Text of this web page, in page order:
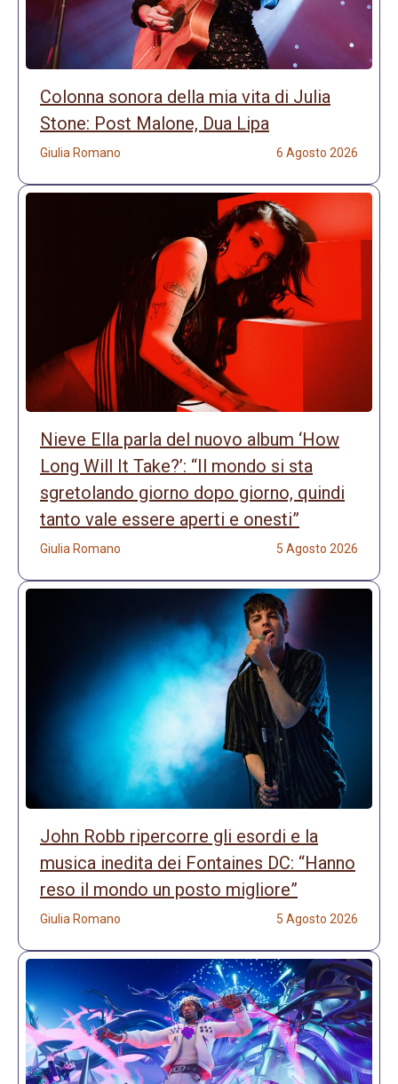
Colonna sonora della mia vita di Julia
Stone: Post Malone, Dua Lipa
Giulia Romano 6 Agosto 2026
Nieve Ella parla del nuovo album ‘How
Long Will It Take?’: “Il mondo si sta
sgretolando giorno dopo giorno, quindi
tanto vale essere aperti e onesti”
Giulia Romano 5 Agosto 2026
John Robb ripercorre gli esordi e la
musica inedita dei Fontaines DC: “Hanno
reso il mondo un posto migliore”
Giulia Romano 5 Agosto 2026